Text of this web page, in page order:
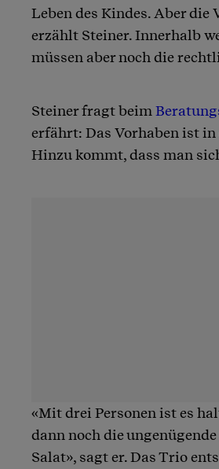
Leben des Kindes. Aber
erzählt Steiner. Innerhalb
müssen aber noch die
Steiner fragt beim
erfährt: Das Vorhaben ist
Hinzu kommt, dass man
«Mit drei Personen ist es
dann noch die
Salat», sagt er. Das Trio